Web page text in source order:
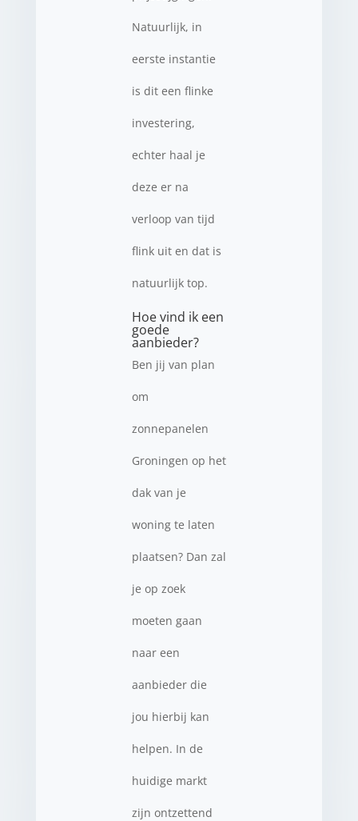
Natuurlijk, in
eerste instantie
is dit een flinke
investering,
echter haal je
deze er na
verloop van tijd
flink uit en dat is
natuurlijk top.
Hoe vind ik een
goede
aanbieder?
Ben jij van plan
om
zonnepanelen
Groningen op het
dak van je
woning te laten
plaatsen? Dan zal
je op zoek
moeten gaan
naar een
aanbieder die
jou hierbij kan
helpen. In de
huidige markt
zijn ontzettend